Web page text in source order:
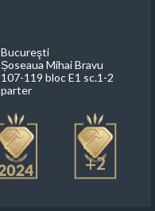
Bucureşti
Șoseaua Mihai Bravu
107-119 bloc E1 sc.1-2
parter
+2